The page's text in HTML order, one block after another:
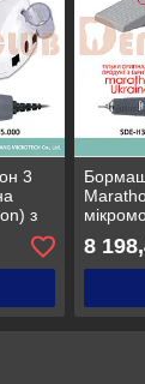
3
з
об/хв
8